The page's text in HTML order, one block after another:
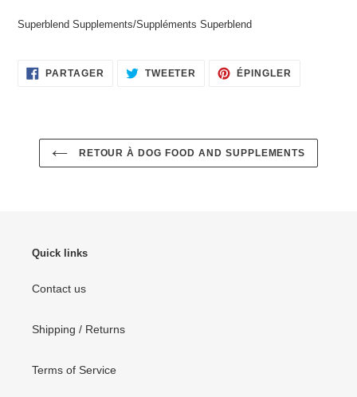
produit
panier
Superblend Supplements/Suppléments Superblend
PARTAGER PARTAGER
SUR
TWEETER TWEETER
SUR
ÉPINGLER
RETOUR À DOG FOOD AND SUPPLEMENTS
Quick links
Contact us
Shipping / Returns
Terms of Service